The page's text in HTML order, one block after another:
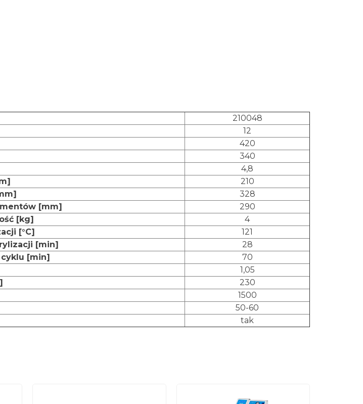
210048
12
420
340
4,8
210
328
[mm]
290
[kg]
4
[°C]
121
[min]
28
cyklu [min]
70
1,05
230
1500
50-60
tak